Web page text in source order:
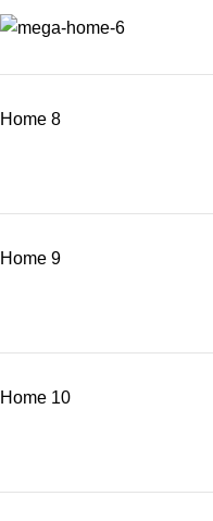
Home 8
Home 9
Home 10